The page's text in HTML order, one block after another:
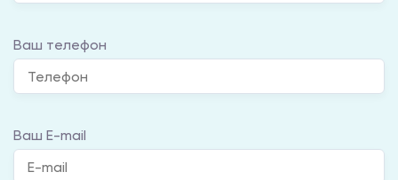
Ваш телефон
Ваш E-mail